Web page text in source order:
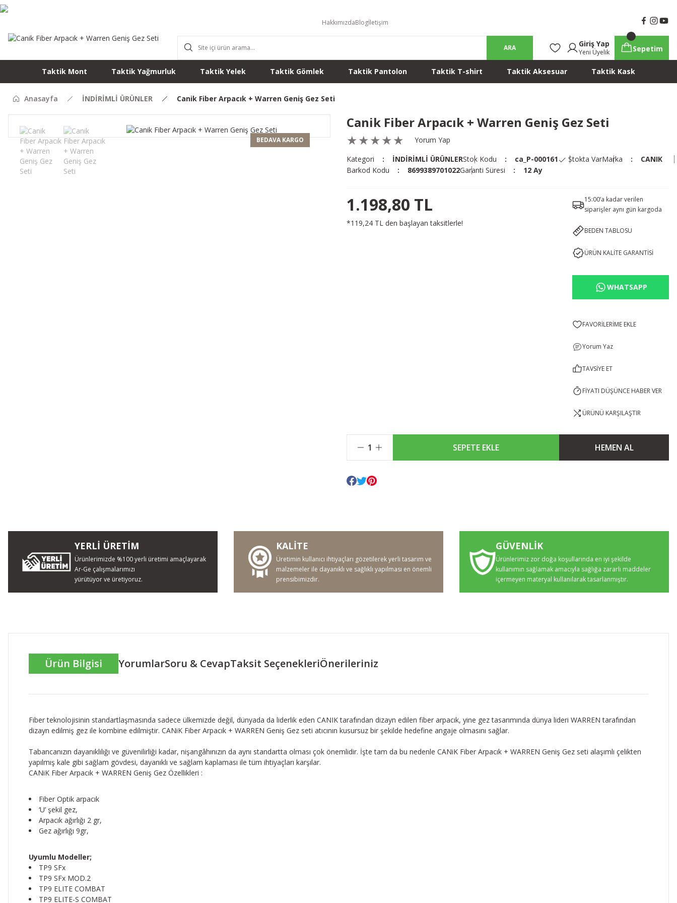
HakkımızdaBlogİletişim
ARA Giriş Yap
Yeni Üyelik Sepetim
Taktik Mont Taktik Yağmurluk Taktik Yelek Taktik Gömlek Taktik Pantolon Taktik T-shirt Taktik Aksesuar Taktik Kask
Anasayfa İNDİRİMLİ ÜRÜNLER Canik Fiber Arpacık + Warren Geniş Gez Seti
BEDAVA KARGO
Canik Fiber Arpacık + Warren Geniş Gez Seti
Yorum Yap
Kategori
İNDİRİMLİ ÜRÜNLERStok Kodu ca_P-000161 Stokta VarMarka
CANIK
Barkod Kodu
8699389701022Garanti Süresi 12 Ay
1.198,80 TL
*119,24 TL den başlayan taksitlerle!
15:00’a kadar verilen
siparişler aynı gün kargoda
BEDEN TABLOSU
ÜRÜN KALİTE GARANTİSİ
WHATSAPP
Yorum Yaz
TAVSİYE ET
FİYATI DÜŞÜNCE HABER VER
ÜRÜNÜ KARŞILAŞTIR
SEPETE EKLE HEMEN AL
YERLİ ÜRETİM
Ürünlerimizde %100 yerli üretimi amaçlayarak
Ar-Ge çalışmalarımızı
yürütüyor ve üretiyoruz.
KALİTE
Üretimin kullanıcı ihtiyaçları gözetilerek yerli tasarım ve
malzemeler ile dayanıklı ve sağlıklı yapılması en önemli
prensibimizdir.
GÜVENLİK
Ürünlerimiz zor doğa koşullarında en iyi şekilde
kullanımın sağlamak amacıyla sağlığa zararlı maddeler
içermeyen materyal kullanılarak tasarlanmıştır.
Ürün Bilgisi YorumlarSoru & CevapTaksit SeçenekleriÖnerileriniz
Fiber teknolojisinin standartlaşmasında sadece ülkemizde değil, dünyada da liderlik eden CANIK tarafından dizayn edilen fiber arpacık, yine gez tasarımında dünya lideri WARREN tarafından
dizayn edilmiş gez ile kombine edilmiştir. CANiK Fiber Arpacık + WARREN Geniş Gez seti atıcının kusursuz bir şekilde hedefine angaje olmasını sağlar.
Tabancanızın dayanıklılığı ve güvenilirliği kadar, nişangâhınızın da aynı standartta olması çok önemlidir. İşte tam da bu nedenle CANiK Fiber Arpacık + WARREN Geniş Gez seti alaşımlı çelikten
yapılmış kale gibi sağlam gövdesi, dayanıklı ve sağlam kaplaması ile tüm ihtiyaçları karşılar.
CANiK Fiber Arpacık + WARREN Geniş Gez Özellikleri :
Fiber Optik arpacık
‘U’ şekil gez,
Arpacık ağırlığı 2 gr,
Gez ağırlığı 9gr,
Uyumlu Modeller;
TP9 SFx
TP9 SFx MOD.2
TP9 ELITE COMBAT
TP9 ELITE-S COMBAT